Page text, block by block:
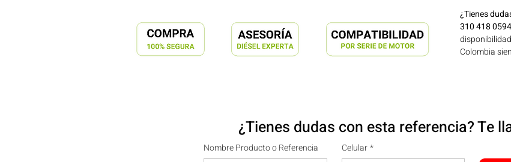
¿Tienes
310 418 0594
Colombia
¿Tienes dudas con esta referencia? Te
Nombre Producto o Referencia Celular *